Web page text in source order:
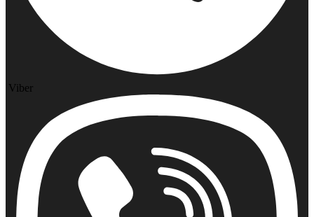
Viber